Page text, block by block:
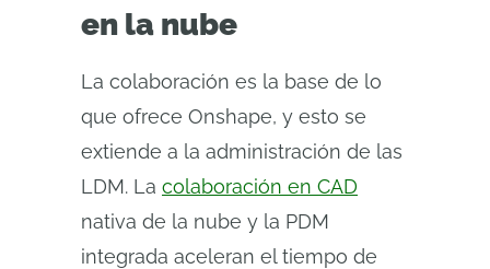
en la nube
La colaboración es la base de lo
que ofrece Onshape, y esto se
extiende a la administración de las
LDM. La colaboración en CAD
nativa de la nube y la PDM
integrada aceleran el tiempo de